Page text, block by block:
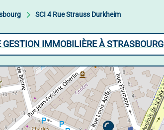
SCI 4 Rue Strauss Durkheim
IMMOBILIÈRE À STRASBOURG